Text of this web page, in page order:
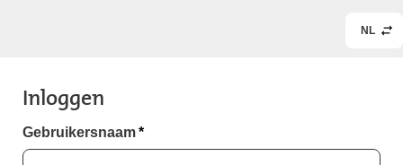
NL
Inloggen
Gebruikersnaam*